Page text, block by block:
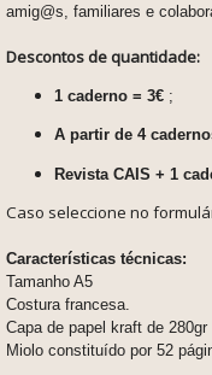
amig@s, familiares e
Descontos de quantidade:
1 caderno = 3€ ;
A partir de 4
Revista CAIS + 1
Caso seleccione no
Características técnicas:
Tamanho A5
Costura francesa.
Capa de papel kraft de 280gr
Miolo constituído por 52